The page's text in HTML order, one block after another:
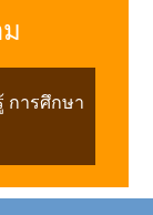
การศึกษา